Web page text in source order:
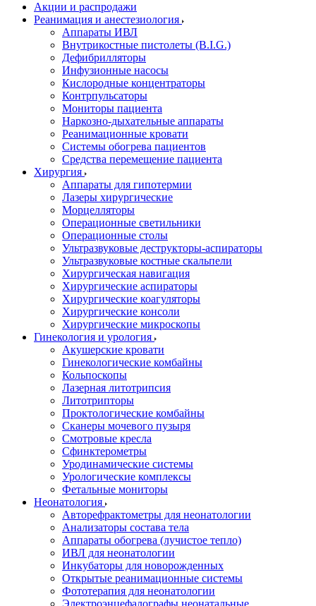
Акции и распродажи
Реанимация и анестезиология
Аппараты ИВЛ
Внутрикостные пистолеты (B.I.G.)
Дефибрилляторы
Инфузионные насосы
Кислородные концентраторы
Контрпульсаторы
Мониторы пациента
Наркозно-дыхательные аппараты
Реанимационные кровати
Системы обогрева пациентов
Средства перемещение пациента
Хирургия
Аппараты для гипотермии
Лазеры хирургические
Морцелляторы
Операционные светильники
Операционные столы
Ультразвуковые деструкторы-аспираторы
Ультразвуковые костные скальпели
Хирургическая навигация
Хирургические аспираторы
Хирургические коагуляторы
Хирургические консоли
Хирургические микроскопы
Гинекология и урология
Акушерские кровати
Гинекологические комбайны
Кольпоскопы
Лазерная литотрипсия
Литотрипторы
Проктологические комбайны
Сканеры мочевого пузыря
Смотровые кресла
Сфинктерометры
Уродинамические системы
Урологические комплексы
Фетальные мониторы
Неонатология
Авторефрактометры для неонатологии
Анализаторы состава тела
Аппараты обогрева (лучистое тепло)
ИВЛ для неонатологии
Инкубаторы для новорожденных
Открытые реанимационные системы
Фототерапия для неонатологии
Электроэнцефалографы неонатальные